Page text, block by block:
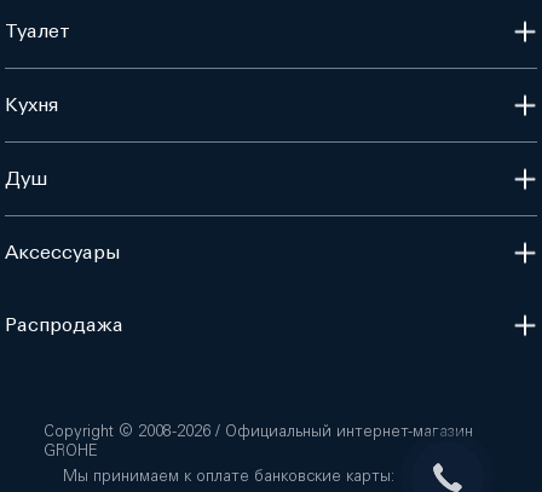
Туалет
Кухня
Душ
Аксессуары
Распродажа
Copyright © 2008-2026 / Официальный интернет-магазин
GROHE
Мы принимаем к оплате банковские карты: